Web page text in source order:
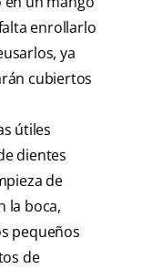
enrollarlo
ya
cubiertos
útiles
dientes
de
la boca,
pequeños
de